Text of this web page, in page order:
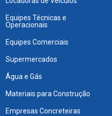
Equipes Técnicas e
Operacionais
Equipes Comerciais
Supermercados
Água e Gás
Materiais para Construção
Empresas Concreteiras